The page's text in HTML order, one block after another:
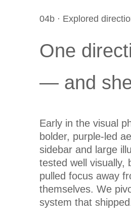
04b · Explored
One
— and
Early in the visual
bolder, purple-led
sidebar and large
tested well visually,
pulled focus away
themselves. We
system that